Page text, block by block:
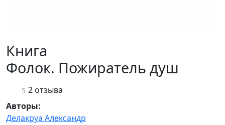
Книга
Фолок. Пожиратель душ
5 2 отзыва
Авторы:
Делакруа Александр